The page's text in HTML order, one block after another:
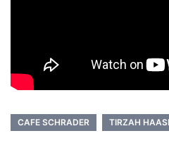
CAFE SCHRADER TIRZAH